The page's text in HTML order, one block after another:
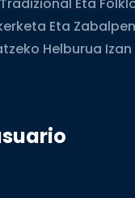
Eta
Eta
Helburua Izan